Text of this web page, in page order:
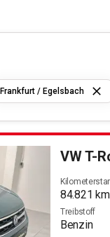
VW
Frankfurt / Egelsbach
VWT-
84.821 km
Treibstoff
Benzin